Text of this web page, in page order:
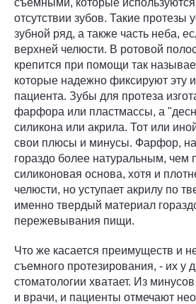
съемными, которые
отсутствии зубов. Такие протезы
зубной ряд, а также часть неба,
верхней челюсти. В ротовой
крепится при помощи так
которые надежно фиксируют эту
пациента. Зубы для протеза
фарфора или пластмассы, а
силикона или акрила. Тот или
свои плюсы и минусы. Фарфор,
гораздо более натуральным, чем
силиконовая основа, хотя и
челюсти, но уступает акрилу по
именно твердый материал
пережевывания пищи.
Что же касается преимуществ и
съемного протезирования, - их у
стоматологии хватает. Из
и врачи, и пациенты отмечают